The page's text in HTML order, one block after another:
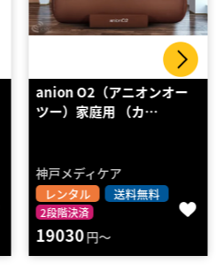
anion O2（アニオンオー
ツー）家庭用 （カ…
神戸メディケア
レンタル 送料無料
2段階決済
19030円～